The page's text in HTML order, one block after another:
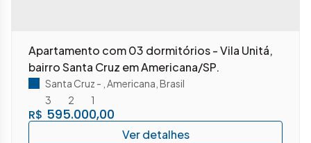
Apartamento com 03 dormitórios - Vila Unitá,
bairro Santa Cruz em Americana/SP.
R$ 595.000,00
Santa Cruz Americana Brasil
3
2 1